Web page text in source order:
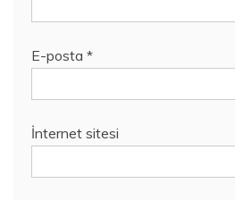
E-posta *
İnternet sitesi